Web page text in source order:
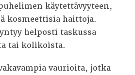
käytettävyyteen,
kosmeettisia haittoja.
helposti taskussa
tai kolikoista.
vaurioita, jotka